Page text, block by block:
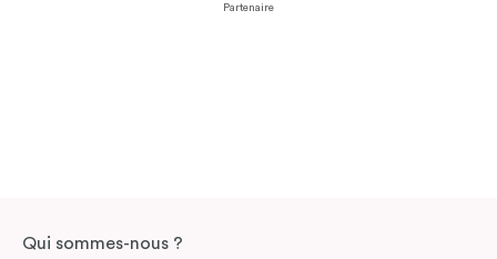
Partenaire
Qui sommes-nous ?